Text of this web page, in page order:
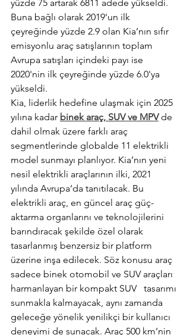
yüzde 75 artarak 6811 adede yükseldi.
Buna bağlı olarak 2019'un ilk
çeyreğinde yüzde 2.9 olan Kia’nın sıfır
emisyonlu araç satışlarının toplam
Avrupa satışları içindeki payı ise
2020'nin ilk çeyreğinde yüzde 6.0'ya
yükseldi.
Kia, liderlik hedefine ulaşmak için 2025
yılına kadar binek araç, SUV ve MPV de
dahil olmak üzere farklı araç
segmentlerinde globalde 11 elektrikli
model sunmayı planlıyor. Kia’nın yeni
nesil elektrikli araçlarının ilki, 2021
yılında Avrupa’da tanıtılacak. Bu
elektrikli araç, en güncel araç güç-
aktarma organlarını ve teknolojilerini
barındıracak şekilde özel olarak
tasarlanmış benzersiz bir platform
üzerine inşa edilecek. Söz konusu araç
sadece binek otomobil ve SUV araçları
harmanlayan bir kompakt SUV   tasarımı
sunmakla kalmayacak, aynı zamanda
geleceğe yönelik yenilikçi bir kullanıcı
deneyimi de sunacak. Araç 500 km’nin